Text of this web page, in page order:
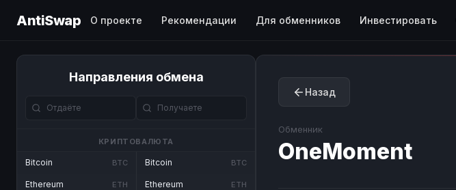
AntiSwap О проекте Рекомендации Для обменников Инвестировать
Направления обмена
КРИПТОВАЛЮТА
Bitcoin BTC
Ethereum ETH
Bitcoin BTC
Ethereum ETH
Назад
Обменник
OneMoment